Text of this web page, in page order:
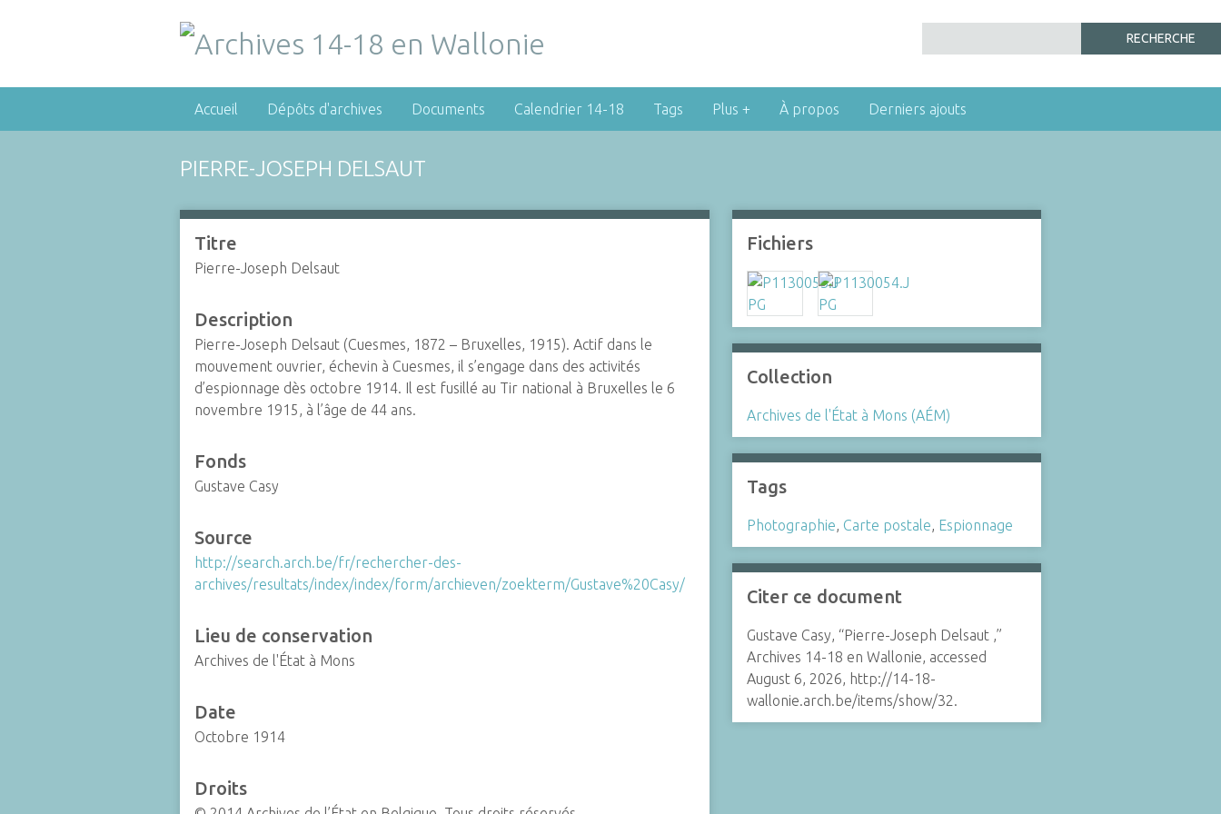
Accueil Dépôts d'archives Documents Calendrier 14-18 Tags Plus + À propos Derniers ajouts
PIERRE-JOSEPH DELSAUT
Titre
Pierre-Joseph Delsaut
Description
Pierre-Joseph Delsaut (Cuesmes, 1872 – Bruxelles, 1915). Actif dans le
mouvement ouvrier, échevin à Cuesmes, il s’engage dans des activités
d’espionnage dès octobre 1914. Il est fusillé au Tir national à Bruxelles le 6
novembre 1915, à l’âge de 44 ans.
Fonds
Gustave Casy
Source
http://search.arch.be/fr/rechercher-des-
archives/resultats/index/index/form/archieven/zoekterm/Gustave%20Casy/
Lieu de conservation
Archives de l'État à Mons
Date
Octobre 1914
Droits
Fichiers
Collection
Archives de l'État à Mons (AÉM)
Tags
Photographie, Carte postale, Espionnage
Citer ce document
Gustave Casy, “Pierre-Joseph Delsaut ,”
Archives 14-18 en Wallonie, accessed
August 6, 2026, http://14-18-
wallonie.arch.be/items/show/32.